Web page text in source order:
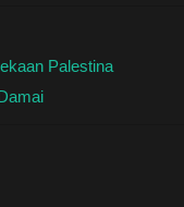
Palestina